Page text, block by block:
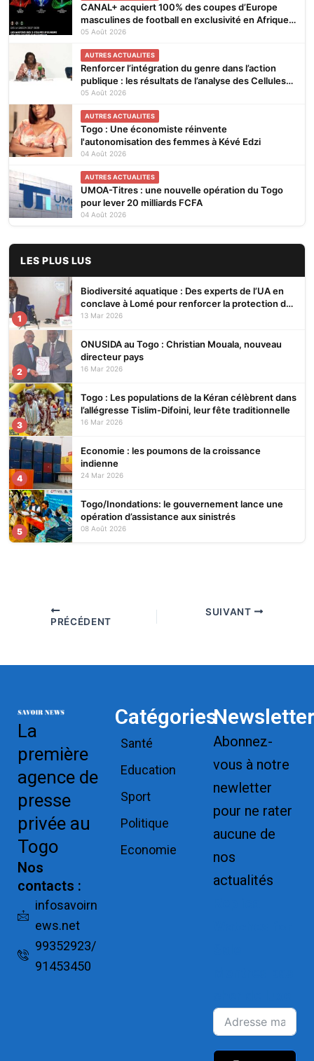
CANAL+ acquiert 100% des coupes d’Europe
masculines de football en exclusivité en Afrique
subsaharienne pour 4 saisons jusqu’en 2031
05 Août 2026
AUTRES ACTUALITES
Renforcer l’intégration du genre dans l’action
publique : les résultats de l’analyse des Cellules
Focales Genre restitués à Lomé
05 Août 2026
AUTRES ACTUALITES
Togo : Une économiste réinvente
l'autonomisation des femmes à Kévé Edzi
04 Août 2026
AUTRES ACTUALITES
UMOA-Titres : une nouvelle opération du Togo
pour lever 20 milliards FCFA
04 Août 2026
LES PLUS LUS
1
Biodiversité aquatique : Des experts de l’UA en
conclave à Lomé pour renforcer la protection des
écosystèmes
13 Mar 2026
2
ONUSIDA au Togo : Christian Mouala, nouveau
directeur pays
16 Mar 2026
3
Togo : Les populations de la Kéran célèbrent dans
l’allégresse Tislim-Difoini, leur fête traditionnelle
16 Mar 2026
4
Economie : les poumons de la croissance
indienne
24 Mar 2026
5
Togo/Inondations: le gouvernement lance une
opération d’assistance aux sinistrés
08 Août 2026
PRÉCÉDENT
SUIVANT
La
première
agence de
presse
privée au
Togo
Nos
contacts :
infosavoirn
ews.net
99352923/
91453450
Catégories
Santé
Education
Sport
Politique
Economie
Newsletter
Abonnez-
vous à notre
newletter
pour ne rater
aucune de
nos
actualités